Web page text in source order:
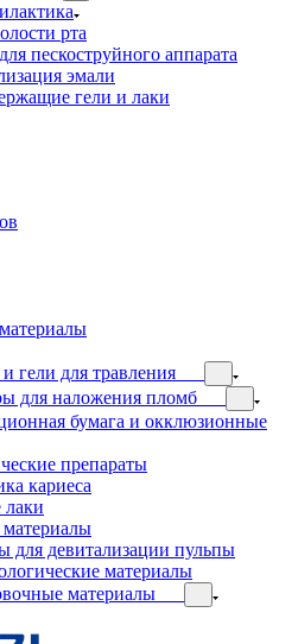
рта
пескоструйного аппарата
эмали
гели и лаки
гели для травления
для наложения пломб
бумага и окклюзионные
препараты
кариеса
для девитализации пульпы
материалы
материалы